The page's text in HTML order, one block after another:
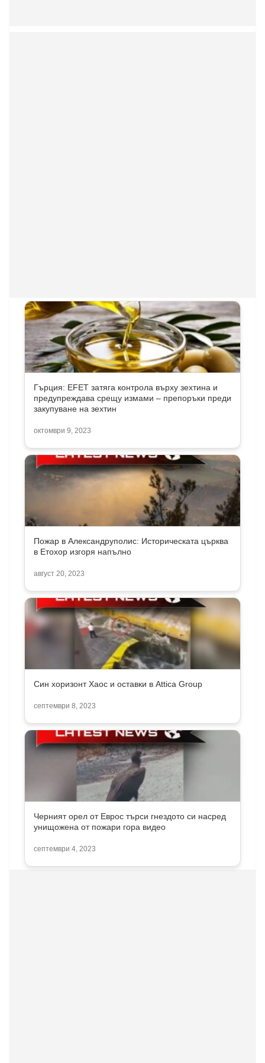
Гърция: EFET затяга контрола върху зехтина и
предупреждава срещу измами – препоръки преди
закупуване на зехтин
октомври 9, 2023
Пожар в Александруполис: Историческата църква
в Етохор изгоря напълно
август 20, 2023
Син хоризонт Хаос и оставки в Attica Group
септември 8, 2023
Черният орел от Еврос търси гнездото си насред
унищожена от пожари гора видео
септември 4, 2023